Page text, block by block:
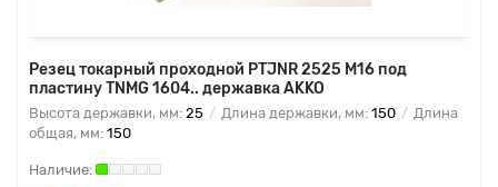
Резец токарный проходной PTJNR 2525 M16 под
пластину TNMG 1604.. державка AKKO
Высота державки, мм: 25 Длина державки, мм: 150
Длина
общая, мм: 150